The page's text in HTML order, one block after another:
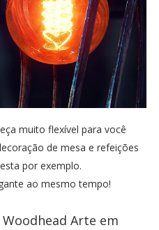
muito flexível para você
de mesa e refeições
por exemplo.
ao mesmo tempo!
Woodhead Arte em